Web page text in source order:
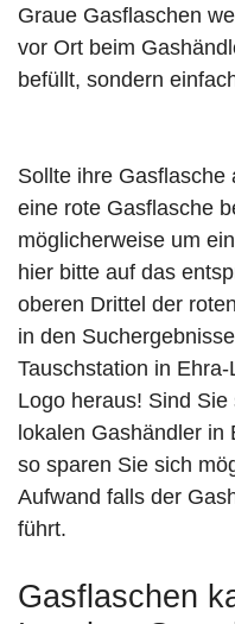
Graue Gasflaschen
vor Ort beim
befüllt, sondern
Sollte ihre Gasflasche
eine rote Gasflasche
möglicherweise um
hier bitte auf das
oberen Drittel der
in den
Tauschstation in
Logo heraus! Sind
lokalen Gashändler
so sparen Sie sich
Aufwand falls der
führt.
Gasflaschen